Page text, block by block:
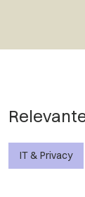
IT & Privacy